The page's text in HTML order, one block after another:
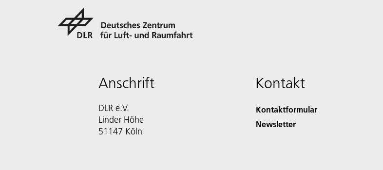
Anschrift
DLR e.V.
Linder Höhe
51147 Köln
Kontakt
Kontaktformular
Newsletter